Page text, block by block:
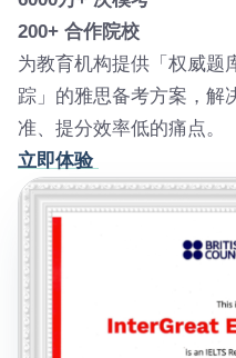
200+ 合作院校
为教育机构提供「权威题
踪」的雅思备考方案，解
准、提分效率低的痛点。
立即体验